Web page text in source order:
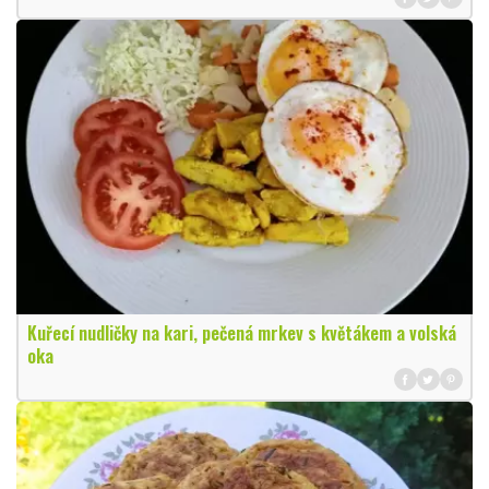
Kuřecí nudličky na kari, pečená mrkev s květákem a volská
oka